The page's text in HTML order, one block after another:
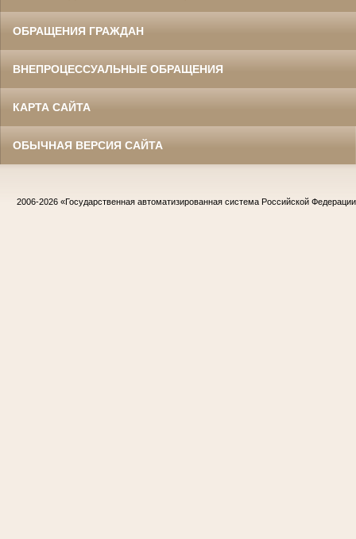
ОБРАЩЕНИЯ ГРАЖДАН
ВНЕПРОЦЕССУАЛЬНЫЕ ОБРАЩЕНИЯ
КАРТА САЙТА
ОБЫЧНАЯ ВЕРСИЯ САЙТА
2006-2026 «Государственная автоматизированная система Российской